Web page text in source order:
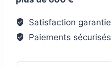
Satisfaction garantie
Paiements sécurisés